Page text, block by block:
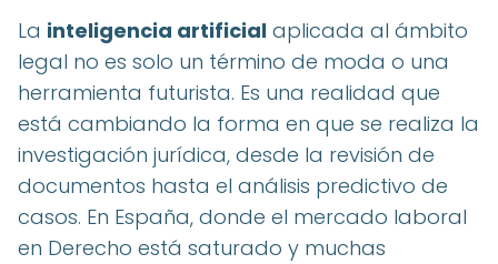
La inteligencia artificial aplicada al ámbito
legal no es solo un término de moda o una
herramienta futurista. Es una realidad que
está cambiando la forma en que se realiza la
investigación jurídica, desde la revisión de
documentos hasta el análisis predictivo de
casos. En España, donde el mercado laboral
en Derecho está saturado y muchas